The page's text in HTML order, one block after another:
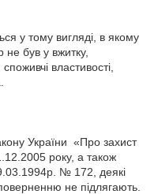
у тому вигляді, в якому
був у вжитку,
властивості,
України  «Про захист
року, а також
№ 172, деякі
не підлягають.